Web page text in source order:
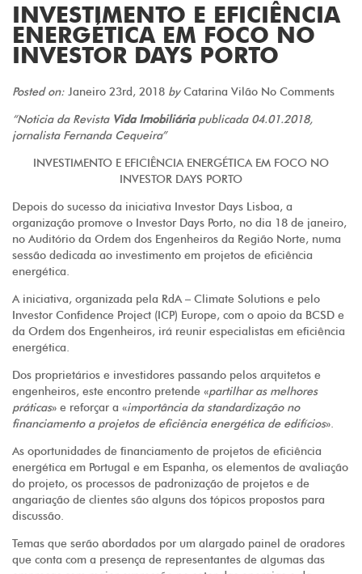
INVESTIMENTO E EFICIÊNCIA
ENERGÉTICA EM FOCO NO
INVESTOR DAYS PORTO
Posted on: Janeiro 23rd, 2018 byCatarina Vilão No Comments
“Noticia da Revista Vida Imobiliáriapublicada 04.01.2018,
jornalista Fernanda Cequeira”
INVESTIMENTO E EFICIÊNCIA ENERGÉTICA EM FOCO NO
INVESTOR DAYS PORTO
Depois do sucesso da iniciativa Investor Days Lisboa, a
organização promove o Investor Days Porto, no dia 18 de janeiro,
no Auditório da Ordem dos Engenheiros da Região Norte, numa
sessão dedicada ao investimento em projetos de eficiência
energética.
A iniciativa, organizada pela RdA – Climate Solutions e pelo
Investor Confidence Project (ICP) Europe, com o apoio da BCSD e
da Ordem dos Engenheiros, irá reunir especialistas em eficiência
energética.
Dos proprietários e investidores passando pelos arquitetos e
engenheiros, este encontro pretende «partilhar as melhores
práticas» e reforçar a «importância da standardização no
financiamento a projetos de eficiência energética de edifícios».
As oportunidades de financiamento de projetos de eficiência
energética em Portugal e em Espanha, os elementos de avaliação
do projeto, os processos de padronização de projetos e de
angariação de clientes são alguns dos tópicos propostos para
discussão.
Temas que serão abordados por um alargado painel de oradores
que conta com a presença de representantes de algumas das